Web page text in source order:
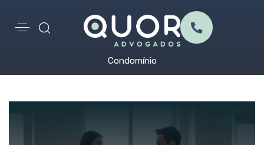
Condomínio